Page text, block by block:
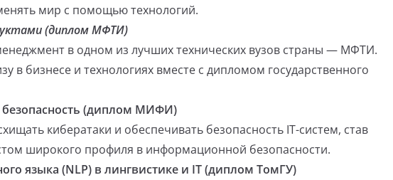
мир с помощью технологий.
(диплом МФТИ)
в одном из лучших технических вузов страны — МФТИ.
в бизнесе и технологиях вместе с дипломом государственного
(диплом МИФИ)
кибератаки и обеспечивать безопасность IT-систем, став
широкого профиля в информационной безопасности.
языка (NLP) в лингвистике и IT (диплом ТомГУ)